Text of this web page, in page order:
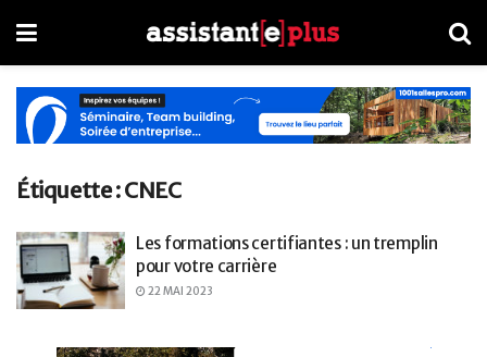
Étiquette :CNEC
Les formations certifiantes : un tremplin
pour votre carrière
22 MAI 2023